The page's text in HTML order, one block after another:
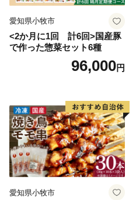
愛知県小牧市
<2か月に1回 計6回>国産豚
で作った惣菜セット6種
96,000円
愛知県小牧市